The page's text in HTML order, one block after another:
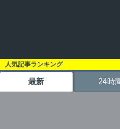
人気記事ランキング
最新 24時